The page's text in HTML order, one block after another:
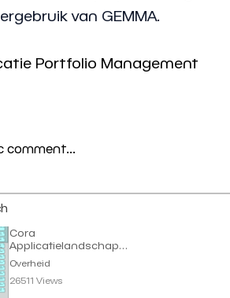
van GEMMA.
Portfolio Management
comment...
Cora
Applicatielandschap
(Dutch eGov) | Overheid
Overheid
26511 Views